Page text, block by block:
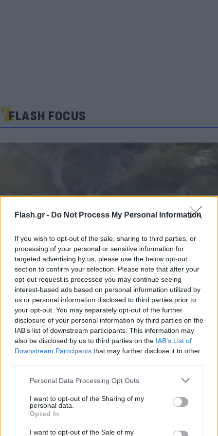
Flash.gr - Do Not Process My Personal Information
If you wish to opt-out of the sale, sharing to third parties, or
processing of your personal or sensitive information for
targeted advertising by us, please use the below opt-out
section to confirm your selection. Please note that after your
opt-out request is processed you may continue seeing
interest-based ads based on personal information utilized by
us or personal information disclosed to third parties prior to
your opt-out. You may separately opt-out of the further
disclosure of your personal information by third parties on the
IAB’s list of downstream participants. This information may
also be disclosed by us to third parties on the IAB’s List of
Downstream Participants that may further disclose it to other
Please note that this website/app uses one or more Google
not limited to your visit or usage behaviour. You may click to
grant or deny consent to Google and its third-party tags to
use your data for below specified purposes in below Google
consent section.
Personal Data Processing Opt Outs
I want to opt-out of the Sharing of my
personal data.
Opted In
I want to opt-out of the Sale of my
Συγκλονιστικό βίντεο στον Κουβαρά:
Αστυνομικοί απομακρύνουν ηλικιωμένη από
τη φωτιά